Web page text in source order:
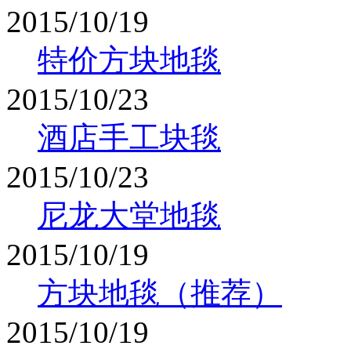
2015/10/19
特价方块地毯
2015/10/23
酒店手工块毯
2015/10/23
尼龙大堂地毯
2015/10/19
方块地毯（推荐）
2015/10/19